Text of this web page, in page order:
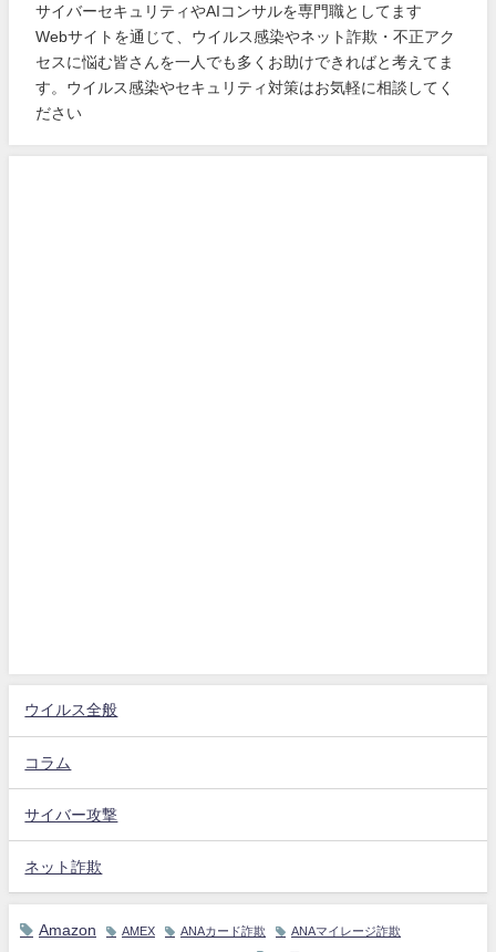
サイバーセキュリティやAIコンサルを専門職としてます
Webサイトを通じて、ウイルス感染やネット詐欺・不正アク
セスに悩む皆さんを一人でも多くお助けできればと考えてま
す。ウイルス感染やセキュリティ対策はお気軽に相談してく
ださい
ウイルス全般
コラム
サイバー攻撃
ネット詐欺
Amazon AMEX ANAカード詐欺 ANAマイレージ詐欺